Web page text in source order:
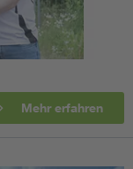
Mehr erfahren